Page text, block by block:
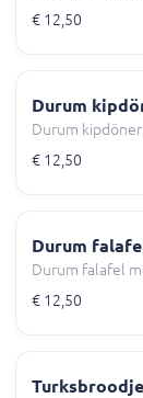
€ 12,50
Durum
Durum
€ 12,50
Durum
Durum falafel
€ 12,50